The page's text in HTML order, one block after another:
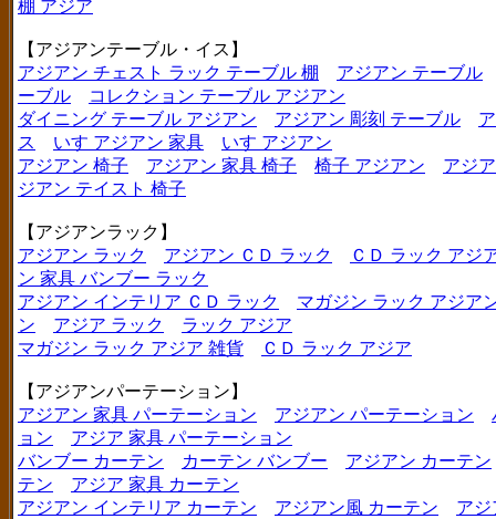
棚 アジア
【アジアンテーブル・イス】
アジアン チェスト ラック テーブル 棚
アジアン テーブル
ーブル
コレクション テーブル アジアン
ダイニング テーブル アジアン
アジアン 彫刻 テーブル
ス
いす アジアン 家具
いす アジアン
アジアン 椅子
アジアン 家具 椅子 椅子 アジアン
アジ
ジアン テイスト 椅子
【アジアンラック】
アジアン ラック
アジアン ＣＤ ラック
ＣＤ ラック アジ
ン 家具 バンブー ラック
アジアン インテリア ＣＤ ラック
マガジン ラック アジア
ン
アジア ラック
ラック アジア
マガジン ラック アジア 雑貨
ＣＤ ラック アジア
【アジアンパーテーション】
アジアン 家具 パーテーション
アジアン パーテーション
ョン
アジア 家具 パーテーション
バンブー カーテン
カーテン バンブー
アジアン カーテン
テン
アジア 家具 カーテン
アジアン インテリア カーテン
アジアン風 カーテン
アジ